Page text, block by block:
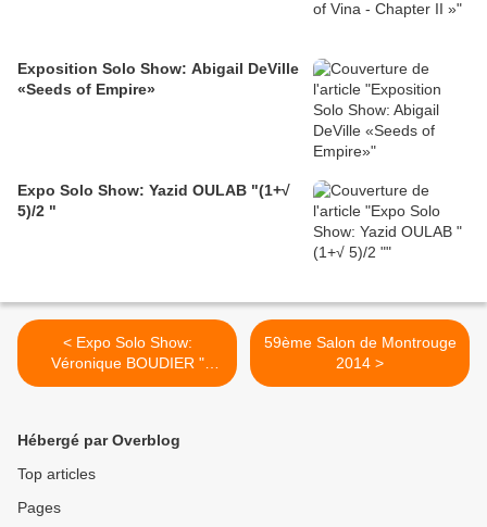
Exposition Solo Show: Abigail DeVille
«Seeds of Empire»
Expo Solo Show: Yazid OULAB "(1+√
5)/2 "
< Expo Solo Show:
Véronique BOUDIER "
CLIMAX DÉSORIENTÉ"
59ème Salon de Montrouge
2014 >
Hébergé par Overblog
Top articles
Pages